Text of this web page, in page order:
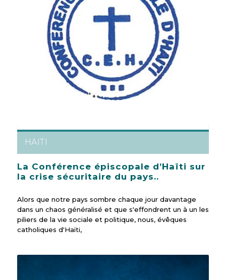
HAITI
La Conférence épiscopale d’Haïti sur
la crise sécuritaire du pays..
Alors que notre pays sombre chaque jour davantage
dans un chaos généralisé et que s'effondrent un à un les
piliers de la vie sociale et politique, nous, évêques
catholiques d'Haïti,